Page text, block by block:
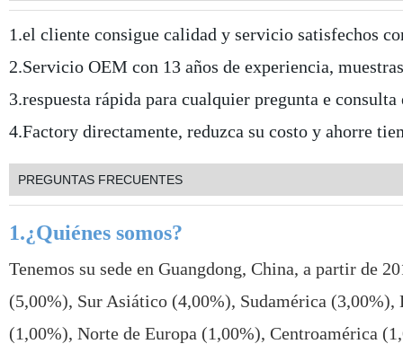
1.el cliente consigue calidad y servicio satisfechos
2.Servicio OEM con 13 años de experiencia,
3.respuesta rápida para cualquier pregunta e
4.Factory directamente, reduzca su costo y ahorre
PREGUNTAS FRECUENTES
1.¿Quiénes somos?
Tenemos su sede en Guangdong, China, a partir de
(5,00%), Sur Asiático (4,00%), Sudamérica
(1,00%), Norte de Europa (1,00%), Centroamérica